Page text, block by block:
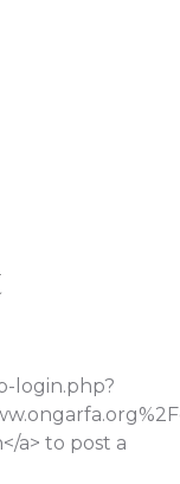
login.php?
a> to post a